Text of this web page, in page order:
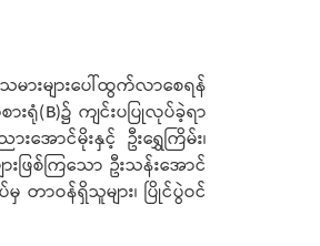
ားများပေါ်ထွက်လာစေရန်
ရုံ(B)၌ ကျင်းပပြုလုပ်ခဲ့ရာ
အောင်မိုးနှင့် ဦးရွှေကြိမ်း၊
းဖြစ်ကြသော ဦးသန်းအောင်
မှ တာဝန်ရှိသူများ၊ ပြိုင်ပွဲဝင်